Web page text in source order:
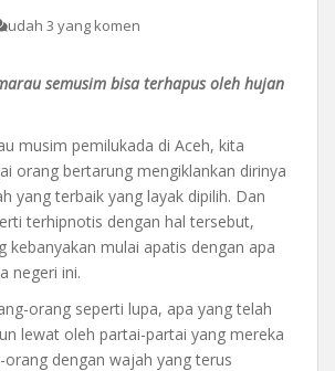
udah 3 yang komen
semusim bisa terhapus oleh hujan
musim pemilukada di Aceh, kita
orang bertarung mengiklankan dirinya
yang terbaik yang layak dipilih. Dan
terhipnotis dengan hal tersebut,
kebanyakan mulai apatis dengan apa
negeri ini.
orang seperti lupa, apa yang telah
lewat oleh partai-partai yang mereka
orang dengan wajah yang terus